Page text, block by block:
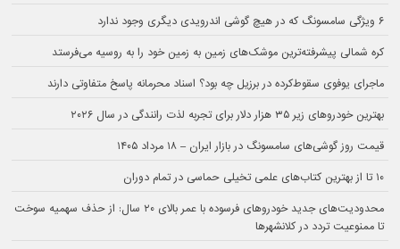
۶ ویژگی سامسونگ که در هیچ گوشی اندرویدی دیگری وجود ندارد
کره شمالی پیشرفته‌ترین موشک‌های زمین به زمین خود را به روسیه می‌فرستد
ماجرای یوفوی سقوط‌کرده در برزیل چه بود؟ اسناد محرمانه پاسخ متفاوتی دارند
بهترین خودروهای زیر ۳۵ هزار دلار برای تجربه لذت رانندگی در سال ۲۰۲۶
قیمت روز گوشی‌های سامسونگ در بازار ایران – ۱۸ مرداد ۱۴۰۵
۱۰ تا از بهترین کتاب‌های علمی تخیلی حماسی در تمام دوران
محدودیت‌های جدید خودروهای فرسوده با عمر بالای ۲۰ سال: از حذف سهمیه سوخت
تا ممنوعیت تردد در کلانشهرها